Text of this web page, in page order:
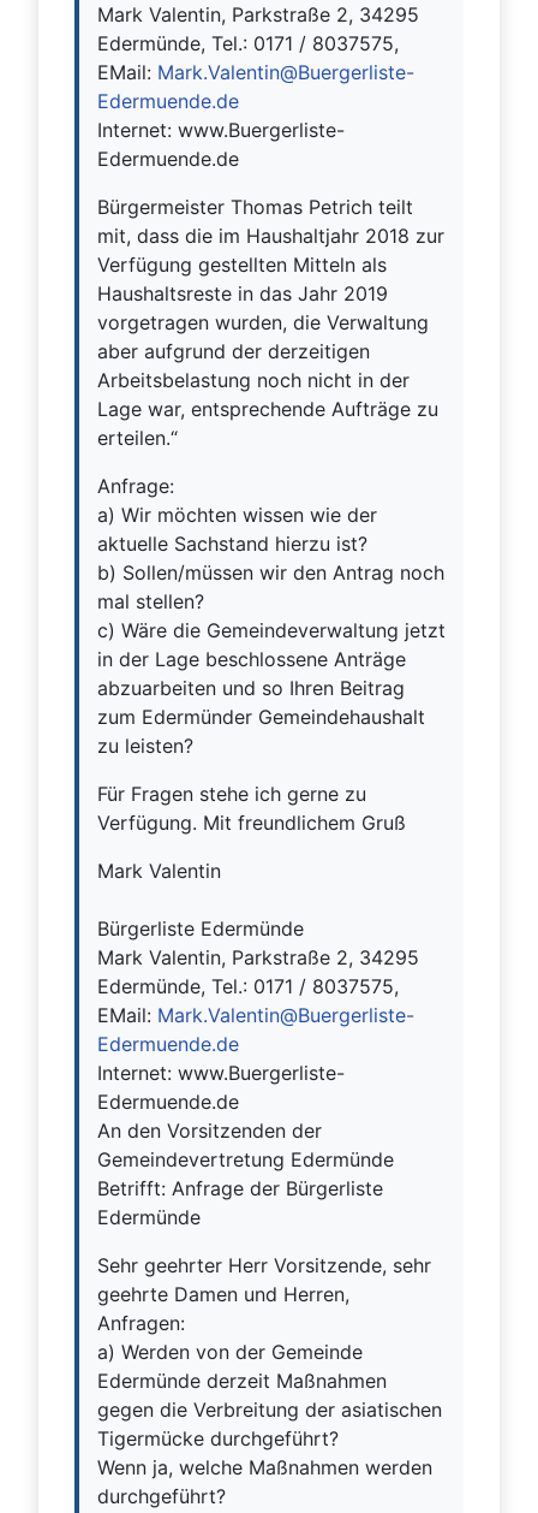
Mark Valentin, Parkstraße 2, 34295
Edermünde, Tel.: 0171 / 8037575,
EMail: Mark.Valentin@Buergerliste-
Edermuende.de
Internet: www.Buergerliste-
Edermuende.de
Bürgermeister Thomas Petrich teilt
mit, dass die im Haushaltjahr 2018 zur
Verfügung gestellten Mitteln als
Haushaltsreste in das Jahr 2019
vorgetragen wurden, die Verwaltung
aber aufgrund der derzeitigen
Arbeitsbelastung noch nicht in der
Lage war, entsprechende Aufträge zu
erteilen.“
Anfrage:
a) Wir möchten wissen wie der
aktuelle Sachstand hierzu ist?
b) Sollen/müssen wir den Antrag noch
mal stellen?
c) Wäre die Gemeindeverwaltung jetzt
in der Lage beschlossene Anträge
abzuarbeiten und so Ihren Beitrag
zum Edermünder Gemeindehaushalt
zu leisten?
Für Fragen stehe ich gerne zu
Verfügung. Mit freundlichem Gruß
Mark Valentin
Bürgerliste Edermünde
Mark Valentin, Parkstraße 2, 34295
Edermünde, Tel.: 0171 / 8037575,
EMail: Mark.Valentin@Buergerliste-
Edermuende.de
Internet: www.Buergerliste-
Edermuende.de
An den Vorsitzenden der
Gemeindevertretung Edermünde
Betrifft: Anfrage der Bürgerliste
Edermünde
Sehr geehrter Herr Vorsitzende, sehr
geehrte Damen und Herren,
Anfragen:
a) Werden von der Gemeinde
Edermünde derzeit Maßnahmen
gegen die Verbreitung der asiatischen
Tigermücke durchgeführt?
Wenn ja, welche Maßnahmen werden
durchgeführt?